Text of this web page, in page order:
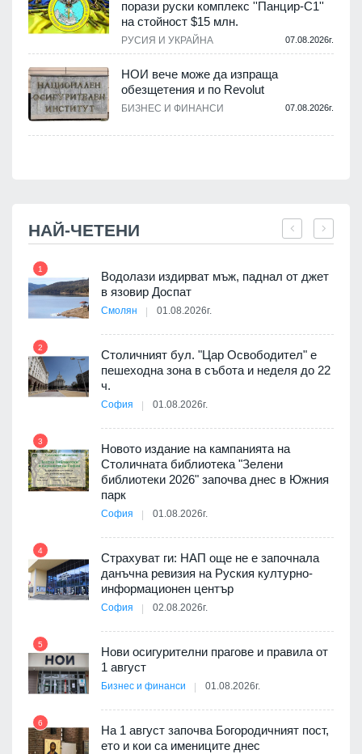
порази руски комплекс ''Панцир-С1''
на стойност $15 млн.
РУСИЯ И УКРАЙНА 07.08.2026г.
НОИ вече може да изпраща
обезщетения и по Revolut
БИЗНЕС И ФИНАНСИ 07.08.2026г.
НАЙ-ЧЕТЕНИ
1
Водолази издирват мъж, паднал от джет
в язовир Доспат
Смолян 01.08.2026г.
2
Столичният бул. "Цар Освободител" е
пешеходна зона в събота и неделя до 22
ч.
София 01.08.2026г.
3
Новото издание на кампанията на
Столичната библиотека "Зелени
библиотеки 2026" започва днес в Южния
парк
София 01.08.2026г.
4
Страхуват ги: НАП още не е започнала
данъчна ревизия на Руския културно-
информационен център
София 02.08.2026г.
5
Нови осигурителни прагове и правила от
1 август
Бизнес и финанси 01.08.2026г.
6
На 1 август започва Богородичният пост,
ето и кои са имениците днес